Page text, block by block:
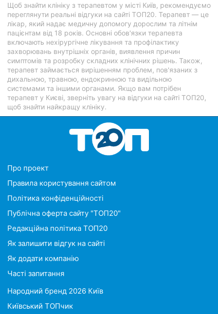
Щоб знайти клініку з терапевтом у місті Київ, рекомендуємо
переглянути реальні відгуки на сайті ТОП20. Терапевт — це
лікар, який надає медичну допомогу дорослим та літнім
пацієнтам від 18 років. Основні обов'язки терапевта
включають нехірургічне лікування та профілактику
захворювань внутрішніх органів, виявлення причин
симптомів та розробку складних клінічних рішень. Також,
терапевт займається вирішенням проблем, пов'язаних з
дихальною, травною, ендокринною та видільною
системами та іншими органами. Якщо вам потрібен
терапевт у Києві, зверніть увагу на відгуки на сайті ТОП20,
щоб знайти найкращу клініку.
Про проект
Правила користування сайтом
Політика конфіденційності
Публічна оферта сайту "ТОП20"
Редакційна політика ТОП20
Як залишити відгук на сайті
Як додати компанію
Часті запитання
Народний бренд 2026 Київ
Київський ТОПчик